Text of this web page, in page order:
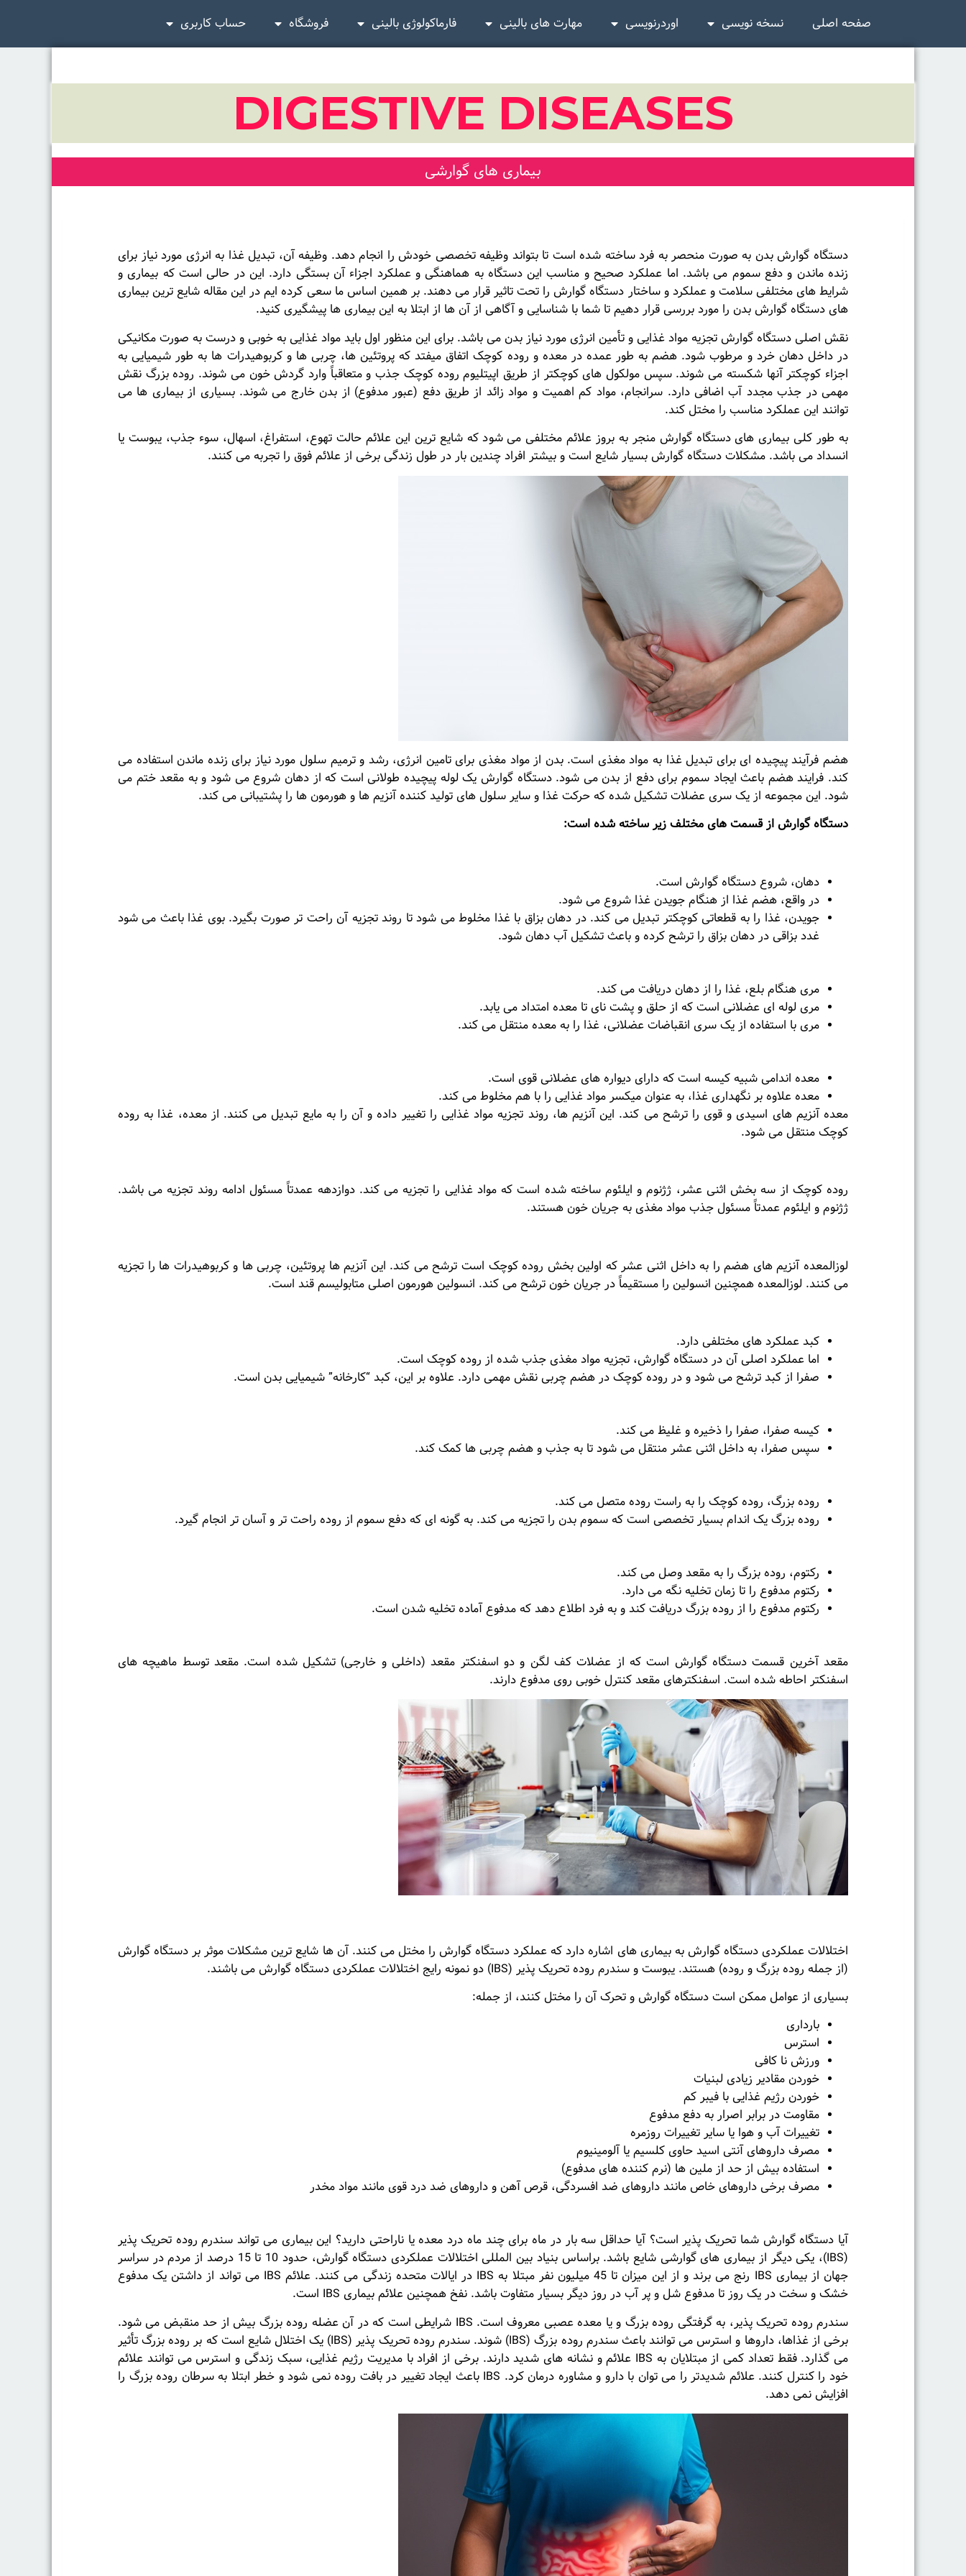
صفحه اصلی نسخه نویسی اوردرنویسی مهارت های بالینی فارماکولوژی بالینی فروشگاه حساب کاربری
DIGESTIVE DISEASES
بیماری های گوارشی
دستگاه گوارش بدن به صورت منحصر به فرد ساخته شده است تا بتواند وظیفه تخصصی خودش را انجام دهد. وظیفه آن، تبدیل غذا به انرژی مورد نیاز برای
زنده ماندن و دفع سموم می باشد. اما عملکرد صحیح و مناسب این دستگاه به هماهنگی و عملکرد اجزاء آن بستگی دارد. این در حالی است که بیماری و
شرایط های مختلفی سلامت و عملکرد و ساختار دستگاه گوارش را تحت تاثیر قرار می دهند. بر همین اساس ما سعی کرده ایم در این مقاله شایع ترین بیماری
های دستگاه گوارش بدن را مورد بررسی قرار دهیم تا شما با شناسایی و آگاهی از آن ها از ابتلا به این بیماری ها پیشگیری کنید.
نقش اصلی دستگاه گوارش تجزیه مواد غذایی و تأمین انرژی مورد نیاز بدن می باشد. برای این منظور اول باید مواد غذایی به خوبی و درست به صورت مکانیکی
در داخل دهان خرد و مرطوب شود. هضم به طور عمده در معده و روده کوچک اتفاق میفتد که پروتئین ها، چربی ها و کربوهیدرات ها به طور شیمیایی به
اجزاء کوچکتر آنها شکسته می شوند. سپس مولکول های کوچکتر از طریق اپیتلیوم روده کوچک جذب و متعاقباً وارد گردش خون می شوند. روده بزرگ نقش
مهمی در جذب مجدد آب اضافی دارد. سرانجام، مواد کم اهمیت و مواد زائد از طریق دفع (عبور مدفوع) از بدن خارج می شوند. بسیاری از بیماری ها می
توانند این عملکرد مناسب را مختل کند.
به طور کلی بیماری های دستگاه گوارش منجر به بروز علائم مختلفی می شود که شایع ترین این علائم حالت تهوع، استفراغ، اسهال، سوء جذب، یبوست یا
انسداد می باشد. مشکلات دستگاه گوارش بسیار شایع است و بیشتر افراد چندین بار در طول زندگی برخی از علائم فوق را تجربه می کنند.
هضم فرآیند پیچیده ای برای تبدیل غذا به مواد مغذی است. بدن از مواد مغذی برای تامین انرژی، رشد و ترمیم سلول مورد نیاز برای زنده ماندن استفاده می
کند. فرایند هضم باعث ایجاد سموم برای دفع از بدن می شود. دستگاه گوارش یک لوله پیچیده طولانی است که از دهان شروع می شود و به مقعد ختم می
شود. این مجموعه از یک سری عضلات تشکیل شده که حرکت غذا و سایر سلول های تولید کننده آنزیم ها و هورمون ها را پشتیبانی می کند.
دستگاه گوارش از قسمت های مختلف زیر ساخته شده است:
دهان، شروع دستگاه گوارش است.
در واقع، هضم غذا از هنگام جویدن غذا شروع می شود.
جویدن، غذا را به قطعاتی کوچکتر تبدیل می کند. در دهان بزاق با غذا مخلوط می شود تا روند تجزیه آن راحت تر صورت بگیرد. بوی غذا باعث می شود
غدد بزاقی در دهان بزاق را ترشح کرده و باعث تشکیل آب دهان شود.
مری هنگام بلع، غذا را از دهان دریافت می کند.
مری لوله ای عضلانی است که از حلق و پشت نای تا معده امتداد می یابد.
مری با استفاده از یک سری انقباضات عضلانی، غذا را به معده منتقل می کند.
معده اندامی شبیه کیسه است که دارای دیواره های عضلانی قوی است.
معده علاوه بر نگهداری غذا، به عنوان میکسر مواد غذایی را با هم مخلوط می کند.
معده آنزیم های اسیدی و قوی را ترشح می کند. این آنزیم ها، روند تجزیه مواد غذایی را تغییر داده و آن را به مایع تبدیل می کنند. از معده، غذا به روده
کوچک منتقل می شود.
روده کوچک از سه بخش اثنی عشر، ژژنوم و ایلئوم ساخته شده است که مواد غذایی را تجزیه می کند. دوازدهه عمدتاً مسئول ادامه روند تجزیه می باشد.
ژژنوم و ایلئوم عمدتاً مسئول جذب مواد مغذی به جریان خون هستند.
لوزالمعده آنزیم های هضم را به داخل اثنی عشر که اولین بخش روده کوچک است ترشح می کند. این آنزیم ها پروتئین، چربی ها و کربوهیدرات ها را تجزیه
می کنند. لوزالمعده همچنین انسولین را مستقیماً در جریان خون ترشح می کند. انسولین هورمون اصلی متابولیسم قند است.
کبد عملکرد های مختلفی دارد.
اما عملکرد اصلی آن در دستگاه گوارش، تجزیه مواد مغذی جذب شده از روده کوچک است.
صفرا از کبد ترشح می شود و در روده کوچک در هضم چربی نقش مهمی دارد. علاوه بر این، کبد “کارخانه” شیمیایی بدن است.
کیسه صفرا، صفرا را ذخیره و غلیظ می کند.
سپس صفرا، به داخل اثنی عشر منتقل می شود تا به جذب و هضم چربی ها کمک کند.
روده بزرگ، روده کوچک را به راست روده متصل می کند.
روده بزرگ یک اندام بسیار تخصصی است که سموم بدن را تجزیه می کند. به گونه ای که دفع سموم از روده راحت تر و آسان تر انجام گیرد.
رکتوم، روده بزرگ را به مقعد وصل می کند.
رکتوم مدفوع را تا زمان تخلیه نگه می دارد.
رکتوم مدفوع را از روده بزرگ دریافت کند و به فرد اطلاع دهد که مدفوع آماده تخلیه شدن است.
مقعد آخرین قسمت دستگاه گوارش است که از عضلات کف لگن و دو اسفنکتر مقعد (داخلی و خارجی) تشکیل شده است. مقعد توسط ماهیچه های
اسفنکتر احاطه شده است. اسفنکترهای مقعد کنترل خوبی روی مدفوع دارند.
اختلالات عملکردی دستگاه گوارش به بیماری های اشاره دارد که عملکرد دستگاه گوارش را مختل می کنند. آن ها شایع ترین مشکلات موثر بر دستگاه گوارش
(از جمله روده بزرگ و روده) هستند. یبوست و سندرم روده تحریک پذیر (IBS) دو نمونه رایج اختلالات عملکردی دستگاه گوارش می باشند.
بسیاری از عوامل ممکن است دستگاه گوارش و تحرک آن را مختل کنند، از جمله:
بارداری
استرس
ورزش نا کافی
خوردن مقادیر زیادی لبنیات
خوردن رژیم غذایی با فیبر کم
مقاومت در برابر اصرار به دفع مدفوع
تغییرات آب و هوا یا سایر تغییرات روزمره
مصرف داروهای آنتی اسید حاوی کلسیم یا آلومینیوم
استفاده بیش از حد از ملین ها (نرم کننده های مدفوع)
مصرف برخی داروهای خاص مانند داروهای ضد افسردگی، قرص آهن و داروهای ضد درد قوی مانند مواد مخدر
آیا دستگاه گوارش شما تحریک پذیر است؟ آیا حداقل سه بار در ماه برای چند ماه درد معده یا ناراحتی دارید؟ این بیماری می تواند سندرم روده تحریک پذیر
(IBS)، یکی دیگر از بیماری های گوارشی شایع باشد. براساس بنیاد بین المللی اختلالات عملکردی دستگاه گوارش، حدود 10 تا 15 درصد از مردم در سراسر
جهان از بیماری IBS رنج می برند و از این میزان تا 45 میلیون نفر مبتلا به IBS در ایالات متحده زندگی می کنند. علائم IBS می تواند از داشتن یک مدفوع
خشک و سخت در یک روز تا مدفوع شل و پر آب در روز دیگر بسیار متفاوت باشد. نفخ همچنین علائم بیماری IBS است.
سندرم روده تحریک پذیر، به گرفتگی روده بزرگ و یا معده عصبی معروف است. IBS شرایطی است که در آن عضله روده بزرگ بیش از حد منقبض می شود.
برخی از غذاها، داروها و استرس می توانند باعث سندرم روده بزرگ (IBS) شوند. سندرم روده تحریک پذیر (IBS) یک اختلال شایع است که بر روده بزرگ تأثیر
می گذارد. فقط تعداد کمی از مبتلایان به IBS علائم و نشانه های شدید دارند. برخی از افراد با مدیریت رژیم غذایی، سبک زندگی و استرس می توانند علائم
خود را کنترل کنند. علائم شدیدتر را می توان با دارو و مشاوره درمان کرد. IBS باعث ایجاد تغییر در بافت روده نمی شود و خطر ابتلا به سرطان روده بزرگ را
افزایش نمی دهد.